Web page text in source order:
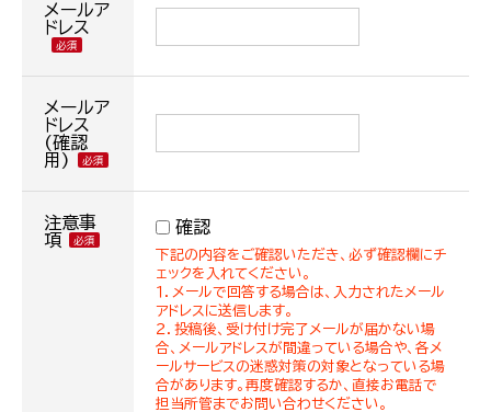
メールア
ドレス
メールア
ドレス
(確認
用)
注意事
項
確認
下記の内容をご確認いただき、必ず確認欄にチ
ェックを入れてください。
１．メールで回答する場合は、入力されたメール
アドレスに送信します。
２．投稿後、受け付け完了メールが届かない場
合、メールアドレスが間違っている場合や、各メ
ールサービスの迷惑対策の対象となっている場
合があります。再度確認するか、直接お電話で
担当所管までお問い合わせください。